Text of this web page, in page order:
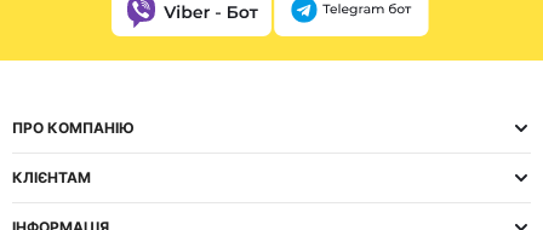
ПРО КОМПАНІЮ
КЛІЄНТАМ